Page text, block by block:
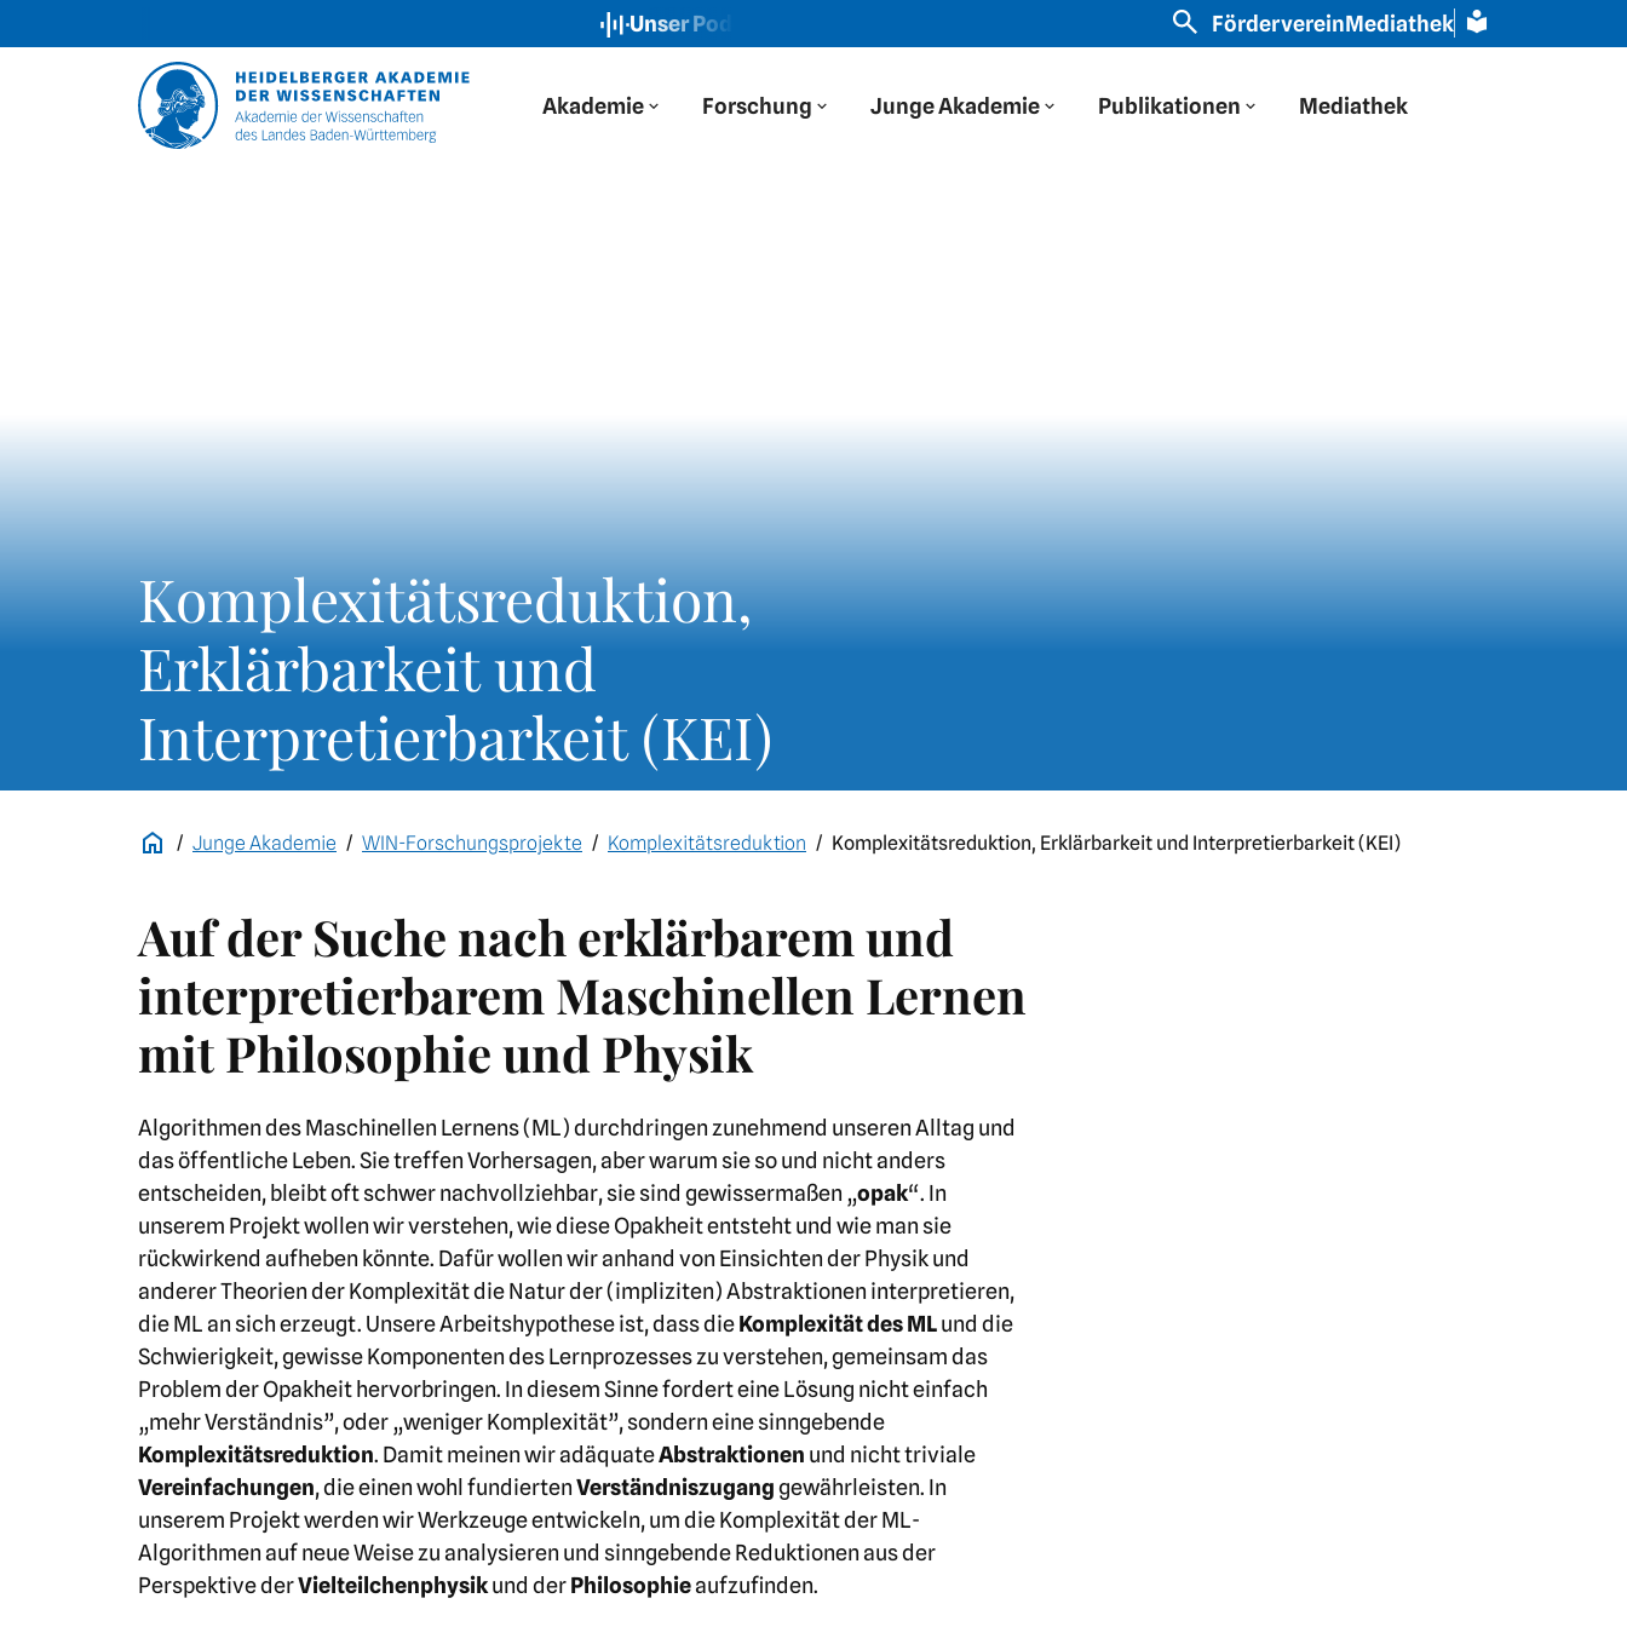
Unser Podcast: Der Blaue Salon Neue Folge: „Wir haben auf Osteuropa durch eine russische Brille
FördervereinMediathek
Akademie Forschung Junge Akademie Publikationen Mediathek
Komplexitätsreduktion,
Erklärbarkeit und
Interpretierbarkeit (KEI)
Junge Akademie WIN-Forschungsprojekte Komplexitätsreduktion Komplexitätsreduktion, Erklärbarkeit und Interpretierbarkeit (KEI)
Auf der Suche nach erklärbarem und
interpretierbarem Maschinellen Lernen
mit Philosophie und Physik
Algorithmen des Maschinellen Lernens (ML) durchdringen zunehmend unseren Alltag und
das öffentliche Leben. Sie treffen Vorhersagen, aber warum sie so und nicht anders
entscheiden, bleibt oft schwer nachvollziehbar, sie sind gewissermaßen „opak“. In
unserem Projekt wollen wir verstehen, wie diese Opakheit entsteht und wie man sie
rückwirkend aufheben könnte. Dafür wollen wir anhand von Einsichten der Physik und
anderer Theorien der Komplexität die Natur der (impliziten) Abstraktionen interpretieren,
die ML an sich erzeugt. Unsere Arbeitshypothese ist, dass dieKomplexität des MLund die
Schwierigkeit, gewisse Komponenten des Lernprozesses zu verstehen, gemeinsam das
Problem der Opakheit hervorbringen. In diesem Sinne fordert eine Lösung nicht einfach
„mehr Verständnis”, oder „weniger Komplexität”, sondern eine sinngebende
Komplexitätsreduktion. Damit meinen wir adäquateAbstraktionen und nicht triviale
Vereinfachungen, die einen wohl fundiertenVerständniszuganggewährleisten. In
unserem Projekt werden wir Werkzeuge entwickeln, um die Komplexität der ML-
Algorithmen auf neue Weise zu analysieren und sinngebende Reduktionen aus der
Perspektive derVielteilchenphysikund derPhilosophieaufzufinden.